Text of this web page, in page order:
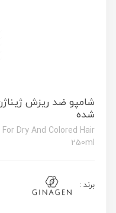
شامپو ضد ریزش
شده
Dry And Colored Hair
250ml
برند :